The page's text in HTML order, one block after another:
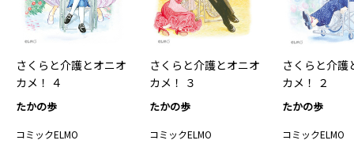
さくらと介護とオニオ
カメ！ ４
たかの歩
コミックELMO
さくらと介護とオニオ
カメ！ ３
たかの歩
コミックELMO
さくらと介護
カメ！ ２
たかの歩
コミックELMO